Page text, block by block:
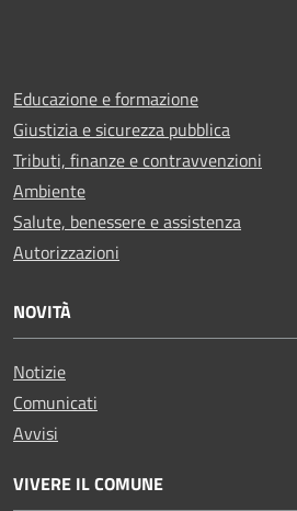
Educazione e formazione
Giustizia e sicurezza pubblica
Tributi, finanze e contravvenzioni
Ambiente
Salute, benessere e assistenza
Autorizzazioni
NOVITÀ
Notizie
Comunicati
Avvisi
VIVERE IL COMUNE